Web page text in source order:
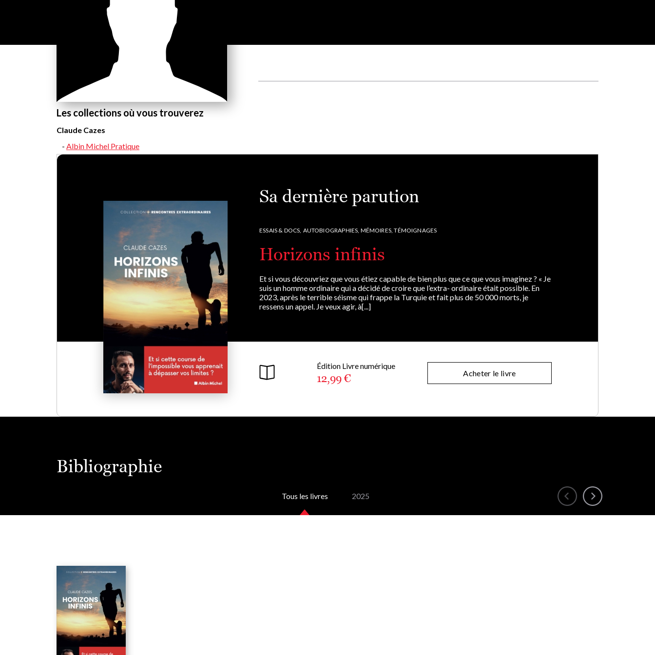
Les collections où vous trouverez
Claude Cazes
Albin Michel Pratique
Sa dernière parution
ESSAIS & DOCS, AUTOBIOGRAPHIES, MÉMOIRES, TÉMOIGNAGES
Horizons infinis
Et si vous découvriez que vous étiez capable de bien plus que ce que vous imaginez ? « Je
suis un homme ordinaire qui a décidé de croire que l’extra- ordinaire était possible. En
2023, après le terrible séisme qui frappe la Turquie et fait plus de 50 000 morts, je
ressens un appel. Je veux agir, à[...]
Édition Livre numérique
12,99 € Acheter le livre
Bibliographie
Tous les livres 2025